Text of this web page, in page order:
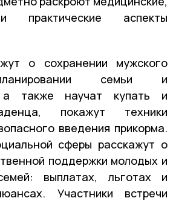
практические аспекты
о сохранении мужского
семьи и
а также научат купать и
покажут техники
введения прикорма.
сферы расскажут о
поддержки молодых и
выплатах, льготах и
Участники встречи